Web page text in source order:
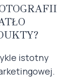
istotny